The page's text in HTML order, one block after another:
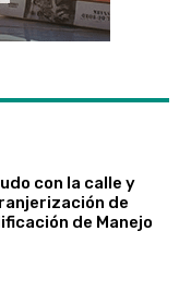
con la calle y
de
de Manejo